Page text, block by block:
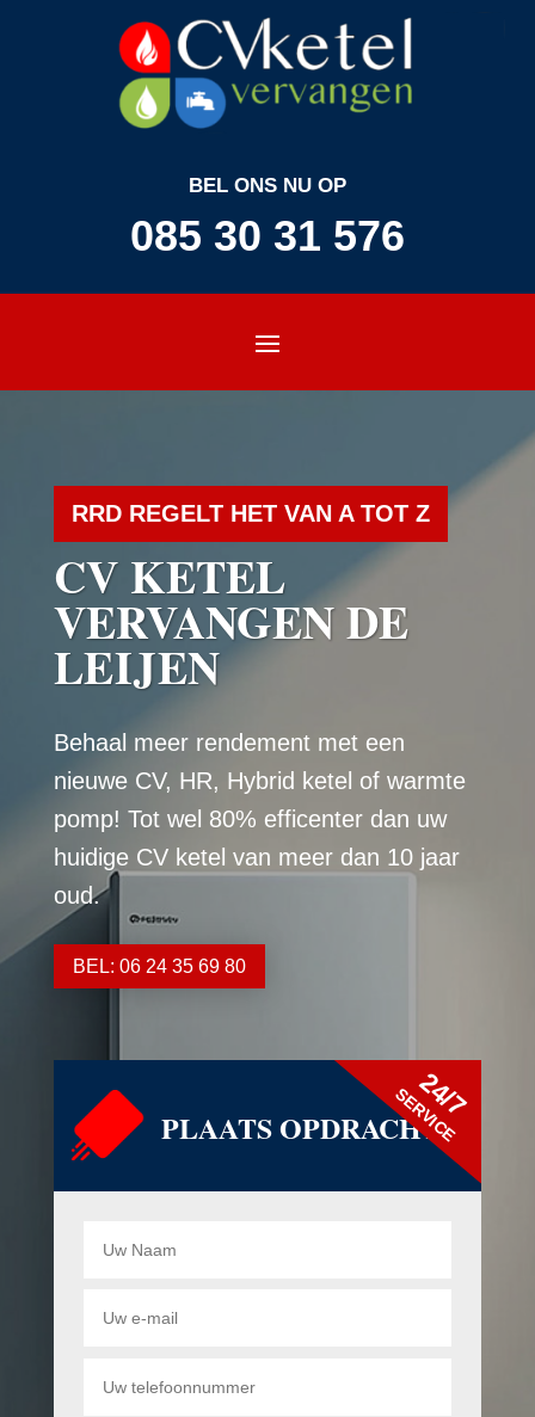
BEL ONS NU OP
085 30 31 576
RRD REGELT HET VAN A TOT Z
CV KETEL
VERVANGEN DE
LEIJEN
Behaal meer rendement met een
nieuwe CV, HR, Hybrid ketel of warmte
pomp! Tot wel 80% efficenter dan uw
huidige CV ketel van meer dan 10 jaar
oud.
BEL: 06 24 35 69 80
PLAATS OPDRACHT
24/7
SERVICE